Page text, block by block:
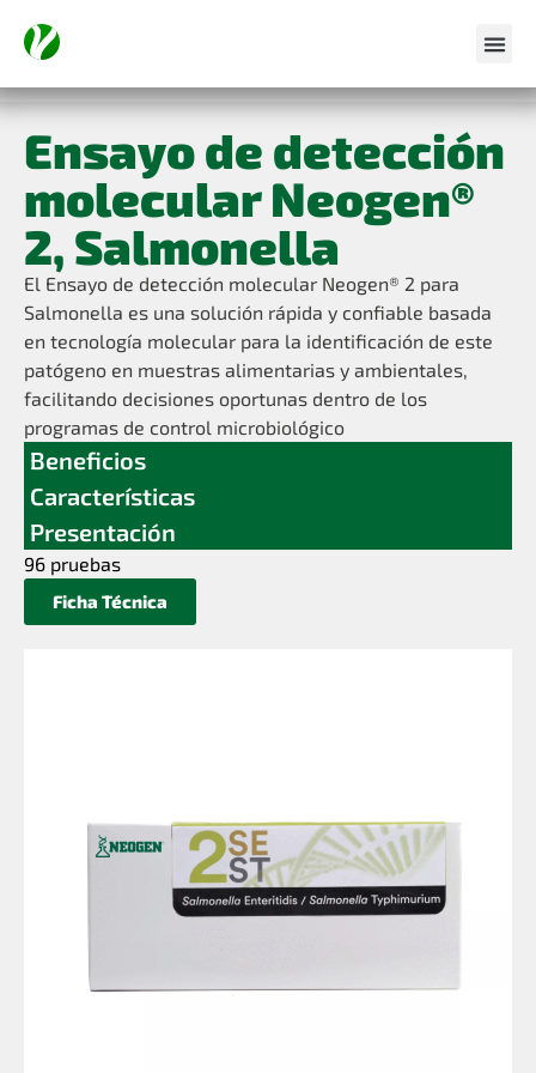
Ensayo de detección
molecular Neogen®
2, Salmonella
El Ensayo de detección molecular Neogen® 2 para
Salmonella es una solución rápida y confiable basada
en tecnología molecular para la identificación de este
patógeno en muestras alimentarias y ambientales,
facilitando decisiones oportunas dentro de los
programas de control microbiológico
Beneficios
Características
Presentación
96 pruebas
Ficha Técnica